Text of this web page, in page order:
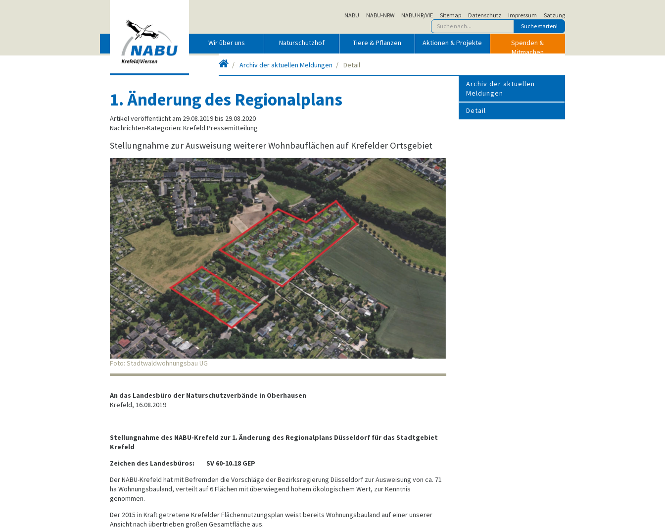
NABU NABU-NRW NABU KR/VIE Sitemap Datenschutz Impressum Satzung
Wir über uns Naturschutzhof Tiere & Pflanzen Aktionen & Projekte
Spenden &
Mitmachen
Startseite
Archiv der aktuellen Meldungen Detail
1. Änderung des Regionalplans
Artikel veröffentlicht am 29.08.2019 bis 29.08.2020
Nachrichten-Kategorien: Krefeld Pressemitteilung
Stellungnahme zur Ausweisung weiterer Wohnbauflächen auf Krefelder Ortsgebiet
Foto: Stadtwaldwohnungsbau UG
An das Landesbüro der Naturschutzverbände in Oberhausen
Krefeld, 16.08.2019
Stellungnahme des NABU-Krefeld zur 1. Änderung des Regionalplans Düsseldorf für das Stadtgebiet
Krefeld
Zeichen des Landesbüros: SV 60-10.18 GEP
Der NABU-Krefeld hat mit Befremden die Vorschläge der Bezirksregierung Düsseldorf zur Ausweisung von ca. 71
ha Wohnungsbauland, verteilt auf 6 Flächen mit überwiegend hohem ökologischem Wert, zur Kenntnis
genommen.
Der 2015 in Kraft getretene Krefelder Flächennutzungsplan weist bereits Wohnungsbauland auf einer unserer
Ansicht nach übertrieben großen Gesamtfläche aus.
Archiv der aktuellen
Meldungen
Detail